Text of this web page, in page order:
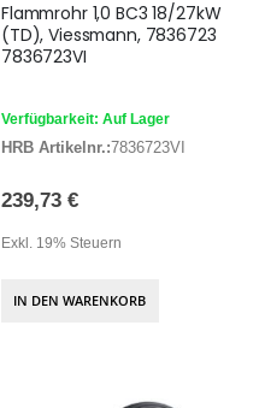
Flammrohr 1,0 BC3 18/27kW
(TD), Viessmann, 7836723
7836723VI
Verfügbarkeit: Auf Lager
HRB Artikelnr.:7836723VI
239,73 €
Exkl. 19% Steuern
IN DEN WARENKORB